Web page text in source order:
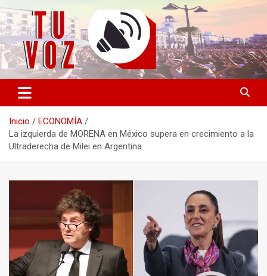
Saltar
contenido
TU VOZ
Información PLURAL y LIBRE
Inicio
ECONOMÍA
La izquierda de MORENA en México supera en crecimiento a la
Ultraderecha de Milei en Argentina.